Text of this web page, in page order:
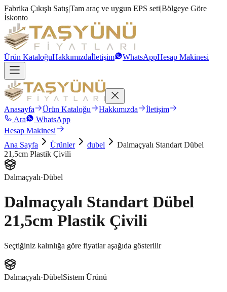
Fabrika Çıkışlı Satış|Tam araç ve uygun EPS seti|Bölgeye Göre
İskonto
Ürün KataloğuHakkımızdaİletişim WhatsAppHesap Makinesi
Anasayfa Ürün Kataloğu Hakkımızda
İletişim
Ara
WhatsApp
Hesap Makinesi
Ana Sayfa
Ürünler dubel
Dalmaçyalı Standart Dübel
21,5cm Plastik Çivili
Dalmaçyalı·Dübel
Dalmaçyalı Standart Dübel
21,5cm Plastik Çivili
Seçtiğiniz kalınlığa göre fiyatlar aşağıda gösterilir
Dalmaçyalı·DübelSistem Ürünü